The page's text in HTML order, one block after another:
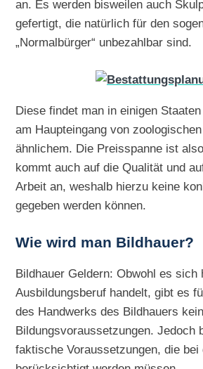
an. Es werden bisweilen auch
gefertigt, die natürlich für den
„Normalbürger“ unbezahlbar sind.
Diese findet man in einigen
am Haupteingang von
ähnlichem. Die Preisspanne ist
kommt auch auf die Qualität und
Arbeit an, weshalb hierzu keine
gegeben werden können.
Wie wird man Bildhauer?
Bildhauer Geldern: Obwohl es sich
Ausbildungsberuf handelt, gibt es
des Handwerks des Bildhauers
Bildungsvoraussetzungen. Jedoch
faktische Voraussetzungen, die bei